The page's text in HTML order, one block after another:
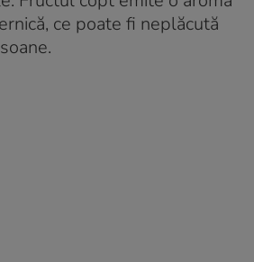
ce poate fi neplăcută